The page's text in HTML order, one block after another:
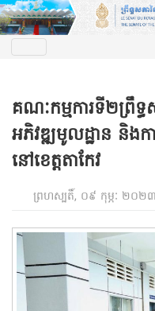
គណៈកម្មការទី២ព្រឹ
អភិវឌ្ឍមូលដ្ឋាន និងក
នៅខេត្តតាកែវ
ព្រហស្បតិ៍, ០៩ កុម្ភៈ ២០២